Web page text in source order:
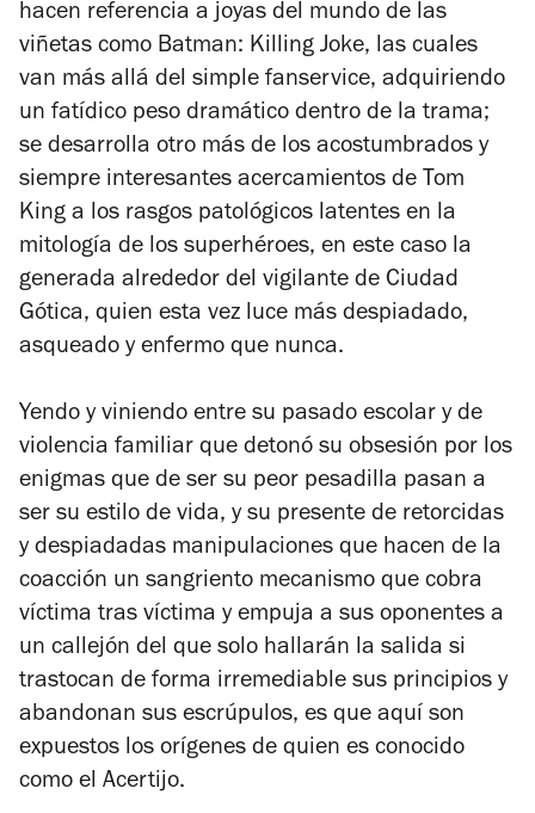
hacen referencia a joyas del mundo de las
viñetas como Batman: Killing Joke, las cuales
van más allá del simple fanservice, adquiriendo
un fatídico peso dramático dentro de la trama;
se desarrolla otro más de los acostumbrados y
siempre interesantes acercamientos de Tom
King a los rasgos patológicos latentes en la
mitología de los superhéroes, en este caso la
generada alrededor del vigilante de Ciudad
Gótica, quien esta vez luce más despiadado,
asqueado y enfermo que nunca.
Yendo y viniendo entre su pasado escolar y de
violencia familiar que detonó su obsesión por los
enigmas que de ser su peor pesadilla pasan a
ser su estilo de vida, y su presente de retorcidas
y despiadadas manipulaciones que hacen de la
coacción un sangriento mecanismo que cobra
víctima tras víctima y empuja a sus oponentes a
un callejón del que solo hallarán la salida si
trastocan de forma irremediable sus principios y
abandonan sus escrúpulos, es que aquí son
expuestos los orígenes de quien es conocido
como el Acertijo.